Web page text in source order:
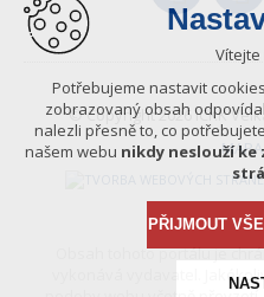
© Copyright 2026 ICKK
Obsah tohoto portálu je
vykonává vydavatel.
Vítejte
Potřebujeme nastavit
zobrazovaný obsah
nalezli přesně to, co
našem webu nikdy neslouží
PŘIJMOUT